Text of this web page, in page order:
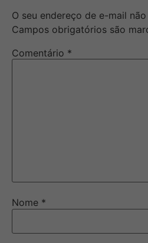
O seu endereço de e-mail
Campos obrigatórios são
Comentário *
Nome *